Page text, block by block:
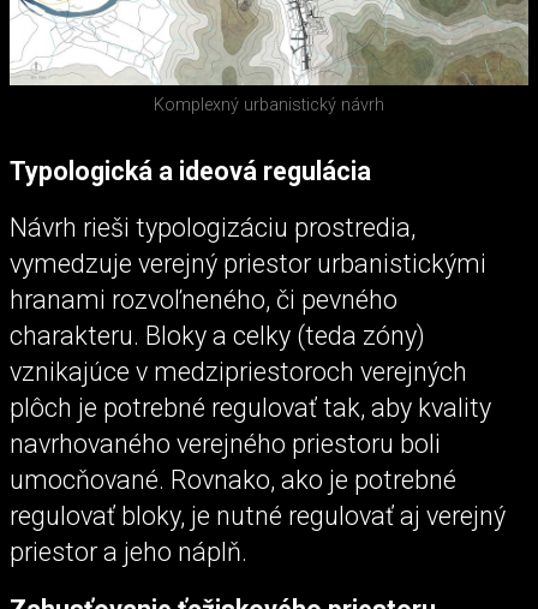
Komplexný urbanistický návrh
Typologická a ideová regulácia
Návrh rieši typologizáciu prostredia,
vymedzuje verejný priestor urbanistickými
hranami rozvoľneného, či pevného
charakteru. Bloky a celky (teda zóny)
vznikajúce v medzipriestoroch verejných
plôch je potrebné regulovať tak, aby kvality
navrhovaného verejného priestoru boli
umocňované. Rovnako, ako je potrebné
regulovať bloky, je nutné regulovať aj verejný
priestor a jeho náplň.